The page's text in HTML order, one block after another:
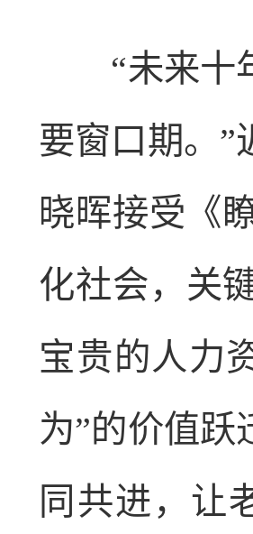
“未来十年
要窗口期。”
晓晖接受《
化社会，关
宝贵的人力
为”的价值跃
同共进，让